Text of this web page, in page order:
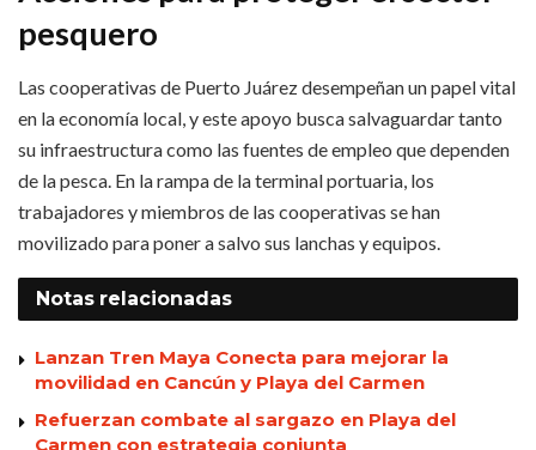
pesquero
Las cooperativas de Puerto Juárez desempeñan un papel vital
en la economía local, y este apoyo busca salvaguardar tanto
su infraestructura como las fuentes de empleo que dependen
de la pesca. En la rampa de la terminal portuaria, los
trabajadores y miembros de las cooperativas se han
movilizado para poner a salvo sus lanchas y equipos.
Notas relacionadas
Lanzan Tren Maya Conecta para mejorar la
movilidad en Cancún y Playa del Carmen
Refuerzan combate al sargazo en Playa del
Carmen con estrategia conjunta